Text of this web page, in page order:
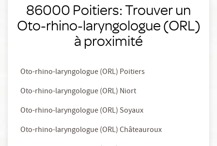
86000 Poitiers: Trouver un
Oto-rhino-laryngologue (ORL)
à proximité
Oto-rhino-laryngologue (ORL) Poitiers
Oto-rhino-laryngologue (ORL) Niort
Oto-rhino-laryngologue (ORL) Soyaux
Oto-rhino-laryngologue (ORL) Châteauroux